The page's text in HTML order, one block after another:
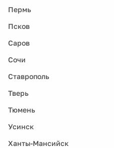
Пермь
Псков
Саров
Сочи
Ставрополь
Тверь
Тюмень
Усинск
Ханты-Мансийск